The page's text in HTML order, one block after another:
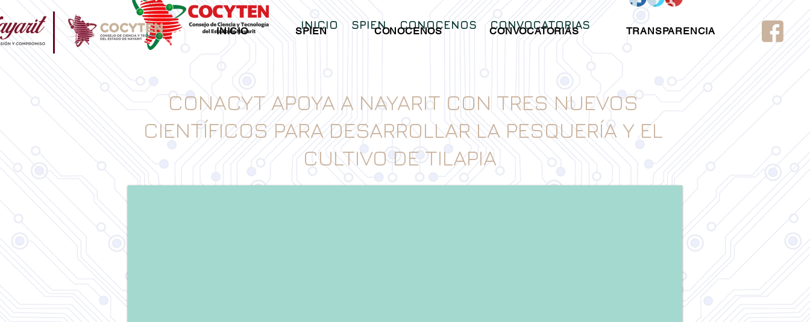
INICIO SPIEN CONOCENOS CONVOCATORIAS TRANSPARENCIA
INICIO SPIEN CONOCENOS CONVOCATORIAS
CONACYT APOYA A NAYARIT CON TRES NUEVOS
CIENTÍFICOS PARA DESARROLLAR LA PESQUERÍA Y EL
CULTIVO DE TILAPIA